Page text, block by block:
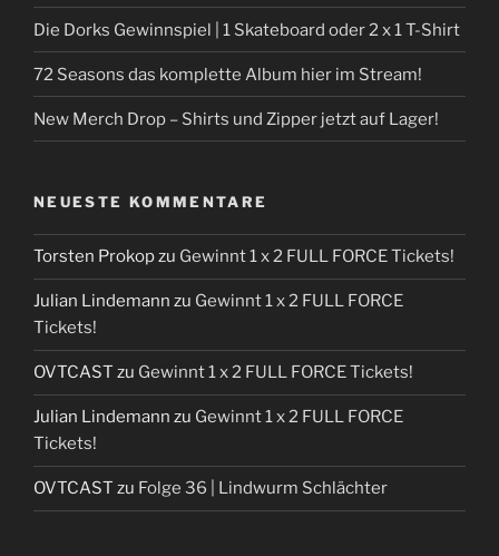
Die Dorks Gewinnspiel | 1 Skateboard oder 2 x 1 T-Shirt
72 Seasons das komplette Album hier im Stream!
New Merch Drop – Shirts und Zipper jetzt auf Lager!
NEUESTE KOMMENTARE
Torsten Prokopzu Gewinnt 1 x 2 FULL FORCE Tickets!
Julian Lindemann zu Gewinnt 1 x 2 FULL FORCE
Tickets!
OVTCAST zu Gewinnt 1 x 2 FULL FORCE Tickets!
Julian Lindemann zu Gewinnt 1 x 2 FULL FORCE
Tickets!
OVTCAST zu Folge 36 | Lindwurm Schlächter